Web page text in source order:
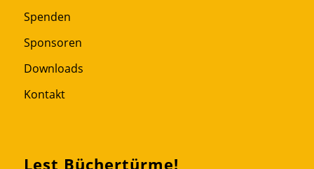
Spenden
Sponsoren
Downloads
Kontakt
Lest Büchertürme!